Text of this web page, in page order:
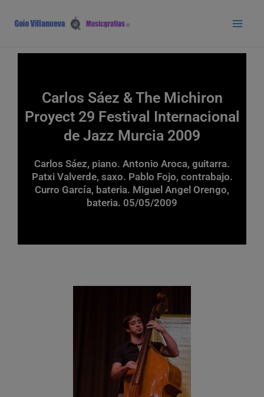
contenido
Carlos Sáez & The Michiron
Proyect 29 Festival Internacional
de Jazz Murcia 2009
Carlos Sáez, piano. Antonio Aroca, guitarra.
Patxi Valverde, saxo. Pablo Fojo, contrabajo.
Curro García, bateria. Miguel Angel Orengo,
bateria. 05/05/2009